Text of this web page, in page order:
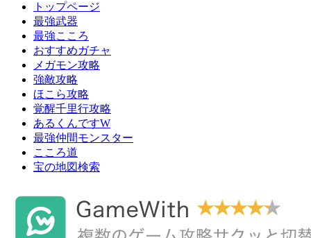
トップページ
最強武器
最強こころ
おすすめガチャ
メガモン攻略
強敵攻略
ほこら攻略
覚醒千里行攻略
あるくんですW
最強仲間モンスター
こころ道
宝の地図検索